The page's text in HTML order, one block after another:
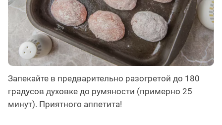
Запекайте в предварительно разогретой до 180
градусов духовке до румяности (примерно 25
минут). Приятного аппетита!